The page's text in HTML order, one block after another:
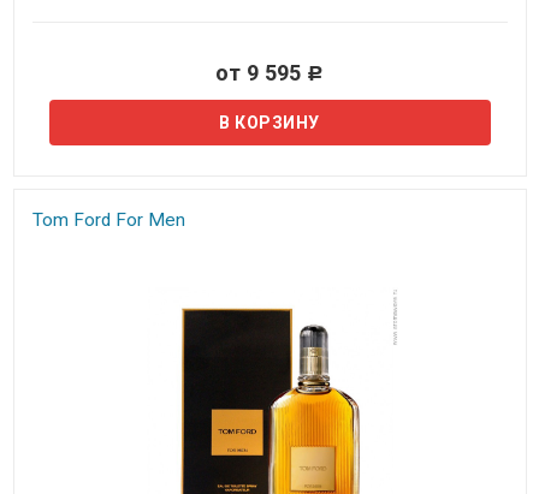
от 9 595 Р
Tom Ford For Men